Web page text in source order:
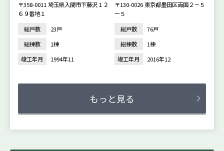
〒358-0011 埼玉県入間市下藤沢１２
６９番地１
総戸数
23戸
総棟数
1棟
竣工年月
1994年11
〒130-0026 東京都墨田区両国２－５
ー５
総戸数
76戸
総棟数
1棟
竣工年月
2016年12
もっと見る